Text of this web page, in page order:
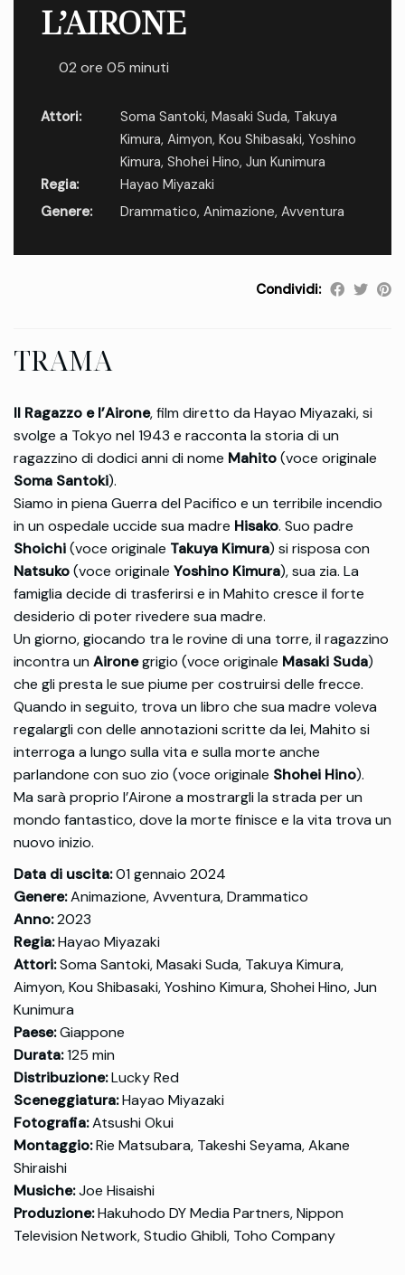
L’AIRONE
02 ore 05 minuti
Attori: Soma Santoki, Masaki Suda, Takuya
Kimura, Aimyon, Kou Shibasaki, Yoshino
Kimura, Shohei Hino, Jun Kunimura
Regia:
Hayao Miyazaki
Genere:
Drammatico, Animazione, Avventura
Condividi:
TRAMA
Il Ragazzo e l’Airone, film diretto da Hayao Miyazaki, si
svolge a Tokyo nel 1943 e racconta la storia di un
ragazzino di dodici anni di nome Mahito(voce originale
Soma Santoki).
Siamo in piena Guerra del Pacifico e un terribile incendio
in un ospedale uccide sua madre Hisako. Suo padre
Shoichi(voce originale Takuya Kimura) si risposa con
Natsuko(voce originale Yoshino Kimura), sua zia. La
famiglia decide di trasferirsi e in Mahito cresce il forte
desiderio di poter rivedere sua madre.
Un giorno, giocando tra le rovine di una torre, il ragazzino
incontra unAironegrigio (voce originale Masaki Suda)
che gli presta le sue piume per costruirsi delle frecce.
Quando in seguito, trova un libro che sua madre voleva
regalargli con delle annotazioni scritte da lei, Mahito si
interroga a lungo sulla vita e sulla morte anche
parlandone con suo zio (voce originale Shohei Hino).
Ma sarà proprio l’Airone a mostrargli la strada per un
mondo fantastico, dove la morte finisce e la vita trova un
nuovo inizio.
Data di uscita:01 gennaio 2024
Genere:Animazione, Avventura, Drammatico
Anno:2023
Regia:Hayao Miyazaki
Attori:Soma Santoki, Masaki Suda, Takuya Kimura,
Aimyon, Kou Shibasaki, Yoshino Kimura, Shohei Hino, Jun
Kunimura
Paese:Giappone
Durata:125 min
Distribuzione:Lucky Red
Sceneggiatura:Hayao Miyazaki
Fotografia:Atsushi Okui
Montaggio:Rie Matsubara, Takeshi Seyama, Akane
Shiraishi
Musiche:Joe Hisaishi
Produzione:Hakuhodo DY Media Partners, Nippon
Television Network, Studio Ghibli, Toho Company